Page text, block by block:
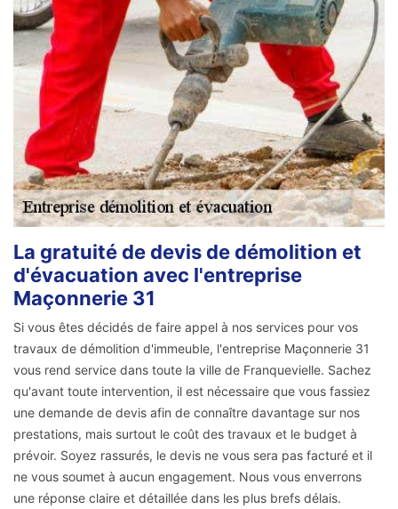
La gratuité de devis de démolition et
d'évacuation avec l'entreprise
Maçonnerie 31
Si vous êtes décidés de faire appel à nos services pour vos
travaux de démolition d'immeuble, l'entreprise Maçonnerie 31
vous rend service dans toute la ville de Franquevielle. Sachez
qu'avant toute intervention, il est nécessaire que vous fassiez
une demande de devis afin de connaître davantage sur nos
prestations, mais surtout le coût des travaux et le budget à
prévoir. Soyez rassurés, le devis ne vous sera pas facturé et il
ne vous soumet à aucun engagement. Nous vous enverrons
une réponse claire et détaillée dans les plus brefs délais.